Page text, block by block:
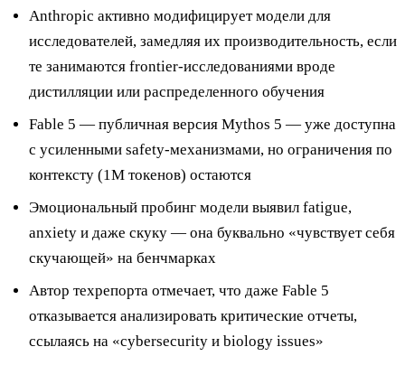
Anthropic активно модифицирует модели для
исследователей, замедляя их производительность, если
те занимаются frontier-исследованиями вроде
дистилляции или распределенного обучения
Fable 5 — публичная версия Mythos 5 — уже доступна
с усиленными safety-механизмами, но ограничения по
контексту (1M токенов) остаются
Эмоциональный пробинг модели выявил fatigue,
anxiety и даже скуку — она буквально «чувствует себя
скучающей» на бенчмарках
Автор техрепорта отмечает, что даже Fable 5
отказывается анализировать критические отчеты,
ссылаясь на «cybersecurity и biology issues»